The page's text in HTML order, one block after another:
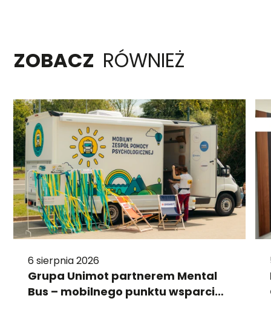
ZOBACZ RÓWNIEŻ
6 sierpnia 2026
Grupa Unimot partnerem Mental
Bus – mobilnego punktu wsparcia